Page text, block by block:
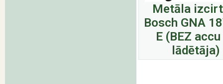
Metāla
Bosch GNA
E (BEZ
lādētāja)